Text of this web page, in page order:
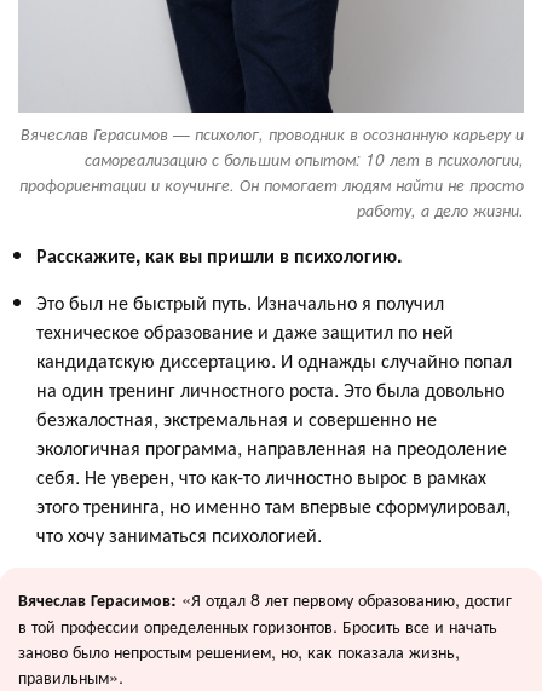
Вячеслав Герасимов — психолог, проводник в осознанную карьеру и
самореализацию с большим опытом: 10 лет в психологии,
профориентации и коучинге. Он помогает людям найти не просто
работу, а дело жизни.
Расскажите, как вы пришли в психологию.
Это был не быстрый путь. Изначально я получил
техническое образование и даже защитил по ней
кандидатскую диссертацию. И однажды случайно попал
на один тренинг личностного роста. Это была довольно
безжалостная, экстремальная и совершенно не
экологичная программа, направленная на преодоление
себя. Не уверен, что как-то личностно вырос в рамках
этого тренинга, но именно там впервые сформулировал,
что хочу заниматься психологией.
Вячеслав Герасимов: «Я отдал 8 лет первому образованию, достиг
в той профессии определенных горизонтов. Бросить все и начать
заново было непростым решением, но, как показала жизнь,
правильным».